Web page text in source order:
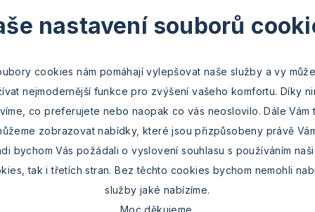
nastavení souborů
cookies nám pomáhají vylepšovat naše služby a vy
nejmodernější funkce pro zvýšení vašeho komfortu. Díky
co preferujete nebo naopak co vás neoslovilo. Dále Vám
zobrazovat nabídky, které jsou přizpůsobeny právě
bychom Vás požádali o vyslovení souhlasu s používáním
tak i třetích stran. Bez těchto cookies bychom nemohli
služby jaké nabízíme.
Moc děkujeme.
Domů
Keramický
Pouze